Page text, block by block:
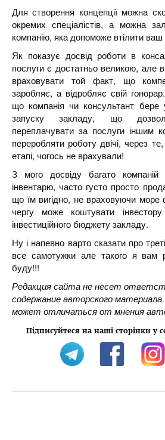
Для створення концепції можна
окремих спеціалістів, а можна
компанію, яка допоможе втілити ваш
Як показує досвід роботи в
послуги є достатньо великою, але
враховувати той факт, що
заробляє, а відробляє свій
що компанія чи консультант бере
запуску закладу, що
переплачувати за послуги іншим
переробляти роботу двічі, через
етапі, чогось не врахували!
З мого досвіду багато
інвентарю, часто густо просто
що їм вигідно, не враховуючи
чергу може коштувати
інвестиційного бюджету закладу.
Ну і напевно варто сказати про
все самотужки але такого я вам
буду!!!
Редакция сайта не несет
содержание авторского
может отличаться от мнения
Підписуйтеся на наші сторінки у